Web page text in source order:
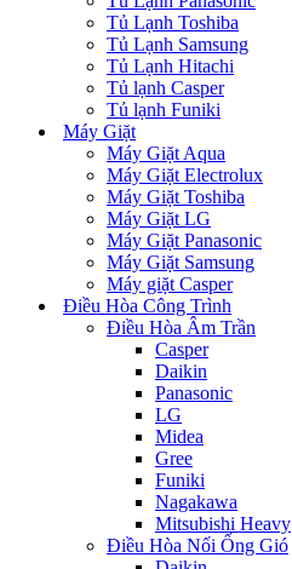
Tủ Lạnh Toshiba
Tủ Lạnh Samsung
Tủ Lạnh Hitachi
Tủ lạnh Casper
Tủ lạnh Funiki
Máy Giặt
Máy Giặt Aqua
Máy Giặt Electrolux
Máy Giặt Toshiba
Máy Giặt LG
Máy Giặt Panasonic
Máy Giặt Samsung
Máy giặt Casper
Điều Hòa Công Trình
Điều Hòa Âm Trần
Casper
Daikin
Panasonic
LG
Midea
Gree
Funiki
Nagakawa
Mitsubishi Heavy
Điều Hòa Nối Ống Gió